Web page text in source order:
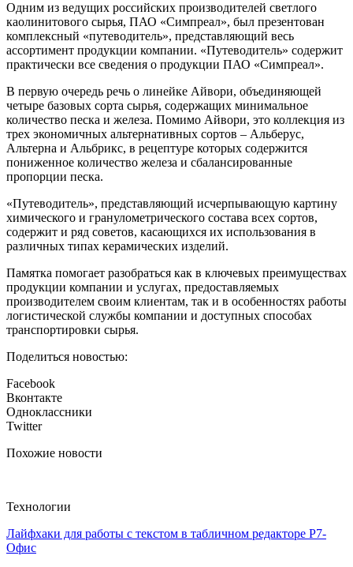
Одним из ведущих российских производителей светлого
каолинитового сырья, ПАО «Симпреал», был презентован
комплексный «путеводитель», представляющий весь
ассортимент продукции компании. «Путеводитель» содержит
практически все сведения о продукции ПАО «Симпреал».
В первую очередь речь о линейке Айвори, объединяющей
четыре базовых сорта сырья, содержащих минимальное
количество песка и железа. Помимо Айвори, это коллекция из
трех экономичных альтернативных сортов – Альберус,
Альтерна и Альбрикс, в рецептуре которых содержится
пониженное количество железа и сбалансированные
пропорции песка.
«Путеводитель», представляющий исчерпывающую картину
химического и гранулометрического состава всех сортов,
содержит и ряд советов, касающихся их использования в
различных типах керамических изделий.
Памятка помогает разобраться как в ключевых преимуществах
продукции компании и услугах, предоставляемых
производителем своим клиентам, так и в особенностях работы
логистической службы компании и доступных способах
транспортировки сырья.
Поделиться новостью:
Facebook
Вконтакте
Одноклассники
Twitter
Похожие новости
Технологии
Лайфхаки для работы с текстом в табличном редакторе Р7-
Офис